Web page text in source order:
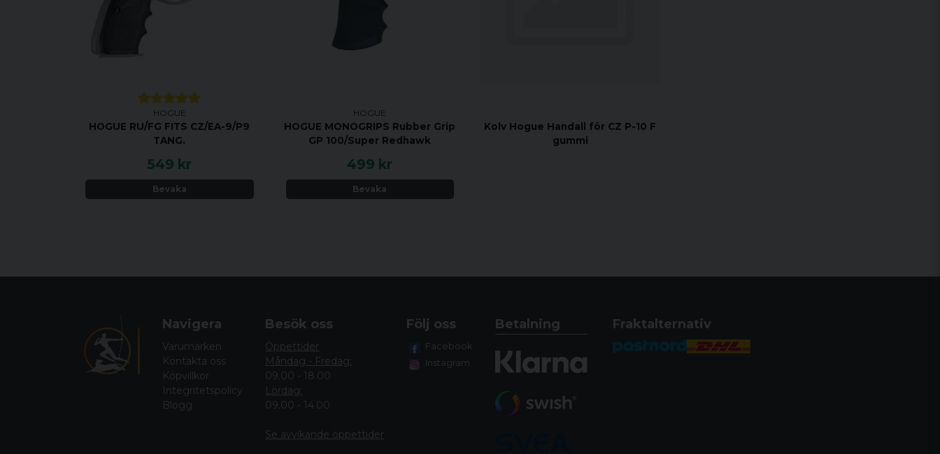
HOGUE
HOGUE RU/FG FITS CZ/EA-9/P9
TANG.
549 kr
Bevaka
HOGUE
HOGUE MONOGRIPS Rubber Grip
GP 100/Super Redhawk
499 kr
Bevaka
Kolv Hogue Handall för CZ P-10 F
gummi
Navigera
Varumärken
Kontakta oss
Köpvillkor
Integritetspolicy
Blogg
Besök oss
Öppettider
Måndag - Fredag:
09.00 - 18.00
Lördag:
09.00 - 14.00
Se avvikande öppettider
Följ oss
Facebook
Instagram
Betalning Fraktalternativ